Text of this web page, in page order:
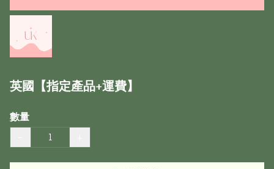
英國【指定產品+運費】
數量